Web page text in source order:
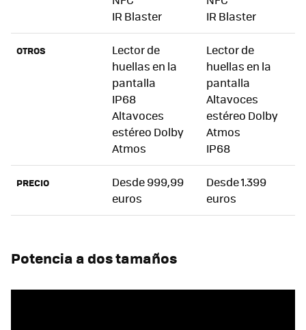
IR Blaster
IR Blaster
OTROS
Lector de
huellas en la
pantalla
IP68
Altavoces
estéreo Dolby
Atmos
Lector de
huellas en la
pantalla
Altavoces
estéreo Dolby
Atmos
IP68
PRECIO
Desde 999,99
euros
Desde 1.399
euros
Potencia a dos tamaños